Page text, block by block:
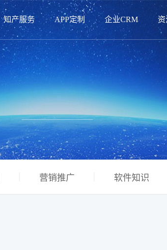
知产服务 APP定制 企业CRM
营销推广 软件知识